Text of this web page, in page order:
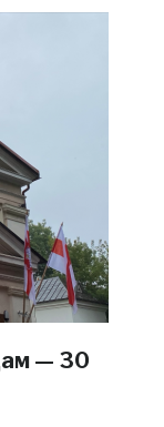
— 30